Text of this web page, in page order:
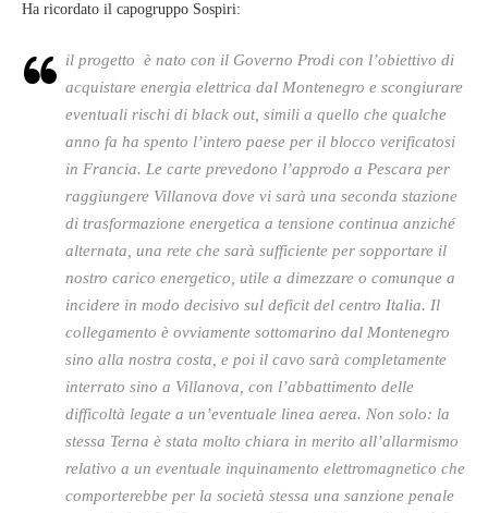
Ha ricordato il capogruppo Sospiri:
il progetto è nato con il Governo Prodi con l’obiettivo di
acquistare energia elettrica dal Montenegro e scongiurare
eventuali rischi di black out, simili a quello che qualche
anno fa ha spento l’intero paese per il blocco verificatosi
in Francia. Le carte prevedono l’approdo a Pescara per
raggiungere Villanova dove vi sarà una seconda stazione
di trasformazione energetica a tensione continua anziché
alternata, una rete che sarà sufficiente per sopportare il
nostro carico energetico, utile a dimezzare o comunque a
incidere in modo decisivo sul deficit del centro Italia. Il
collegamento è ovviamente sottomarino dal Montenegro
sino alla nostra costa, e poi il cavo sarà completamente
interrato sino a Villanova, con l’abbattimento delle
difficoltà legate a un’eventuale linea aerea. Non solo: la
stessa Terna è stata molto chiara in merito all’allarmismo
relativo a un eventuale inquinamento elettromagnetico che
comporterebbe per la società stessa una sanzione penale